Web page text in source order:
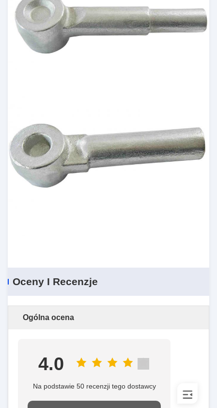
Oceny I Recenzje
Ogólna ocena
4.0
Na podstawie 50 recenzji tego dostawcy